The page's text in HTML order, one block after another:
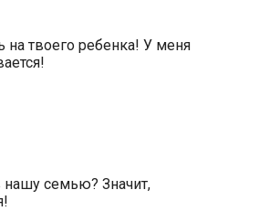
на твоего ребенка! У меня
семью? Значит,